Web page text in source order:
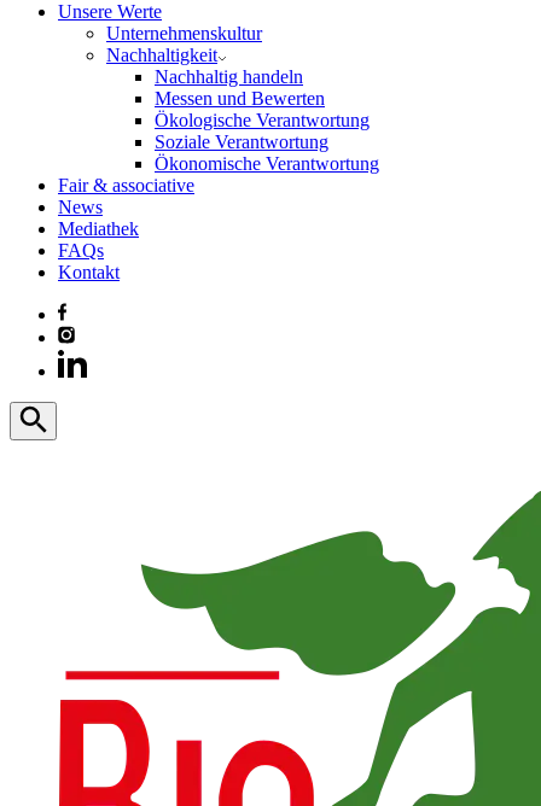
Unsere Werte
Unternehmenskultur
Nachhaltigkeit
Nachhaltig handeln
Messen und Bewerten
Ökologische Verantwortung
Soziale Verantwortung
Ökonomische Verantwortung
Fair & associative
News
Mediathek
FAQs
Kontakt